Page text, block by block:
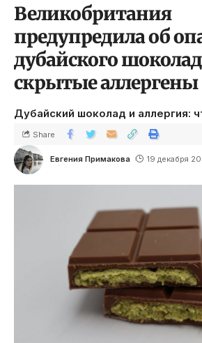
Великобритания
предупредила об
дубайского
скрытые аллергены
Дубайский шоколад и аллергия:
Евгения Примакова 19 декабря
Share